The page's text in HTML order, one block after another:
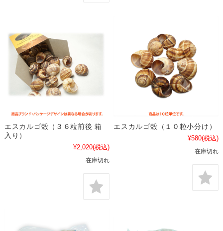
エスカルゴ殻（３６粒前後 箱
入り）
¥2,020(税込)
在庫切れ
エスカルゴ殻（１０粒小分け）
¥580(税込)
在庫切れ